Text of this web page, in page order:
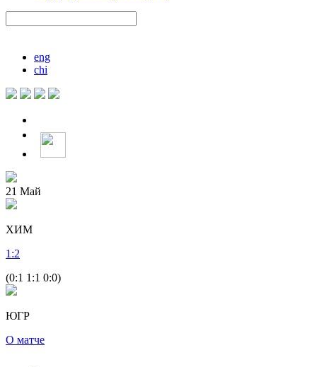
eng
chi
21 Май
ХИМ
1 :2
(0:1 1:1 0:0)
ЮГР
О матче